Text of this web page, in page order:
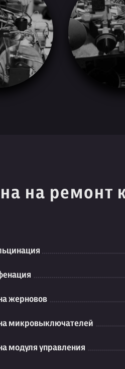
на ремонт
жерновов
микровыключателей
модуля управления